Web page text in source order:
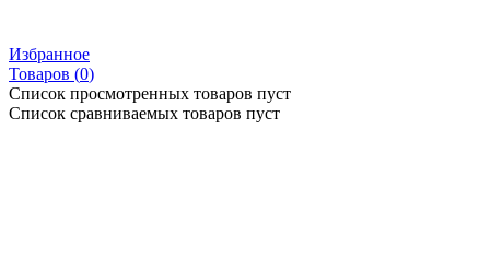
Избранное
Товаров (0)
Список просмотренных товаров пуст
Список сравниваемых товаров пуст